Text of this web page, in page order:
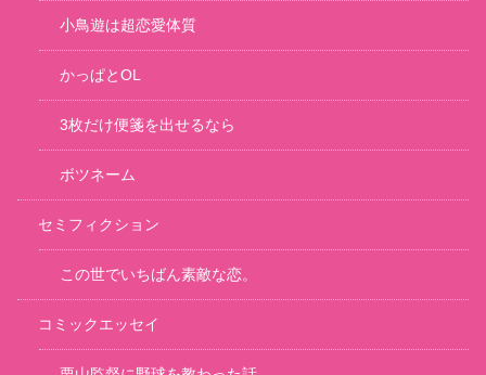
小鳥遊は超恋愛体質
かっぱとOL
3枚だけ便箋を出せるなら
ボツネーム
セミフィクション
この世でいちばん素敵な恋。
コミックエッセイ